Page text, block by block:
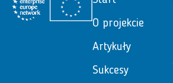
O projekcie
Artykuły
Sukcesy